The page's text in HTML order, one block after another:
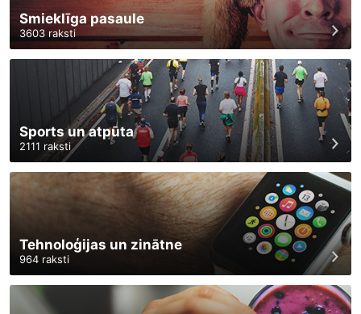
Smieklīga pasaule
3603raksti
Sports un atpūta
2111 raksti
Tehnoloģijas un zinātne
964 raksti